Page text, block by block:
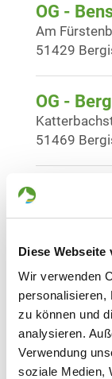
Diese Webseite
Wir verwenden
personalisieren,
zu können und
analysieren.
Verwendung
soziale Medien,
OG -
Am
51429
OG -
51469
OG -
Ketzberg
42929